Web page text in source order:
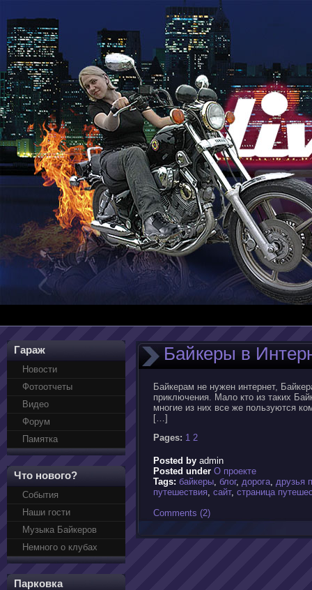
Гараж
Новости
Фотоотчеты
Видео
Форум
Памятка
Что нового?
События
Наши гости
Музыка Байкеров
Немного о клубах
Парковка
Байкеры в
Байкерам не нужен интернет,
приключения. Мало кто из таких
многие из них все же пользуются
[…]
Pages: 1 2
Posted by admin
Posted under О проекте
Tags: байкеры, блог, дорога, друзья
путешествия, сайт, страница
Comments (2)